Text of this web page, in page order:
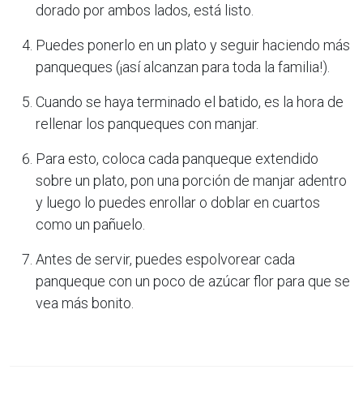
dorado por ambos lados, está listo.
Puedes ponerlo en un plato y seguir haciendo más
panqueques (¡así alcanzan para toda la familia!).
Cuando se haya terminado el batido, es la hora de
rellenar los panqueques con manjar.
Para esto, coloca cada panqueque extendido
sobre un plato, pon una porción de manjar adentro
y luego lo puedes enrollar o doblar en cuartos
como un pañuelo.
Antes de servir, puedes espolvorear cada
panqueque con un poco de azúcar flor para que se
vea más bonito.